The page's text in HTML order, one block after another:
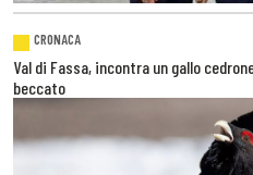
CRONACA
Val di Fassa, incontra un gallo
beccato